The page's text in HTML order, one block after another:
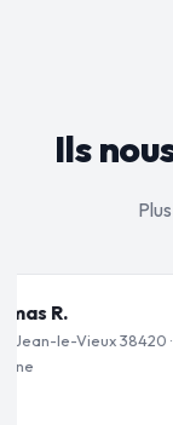
Ils
Vieux 38420 · il y a 2